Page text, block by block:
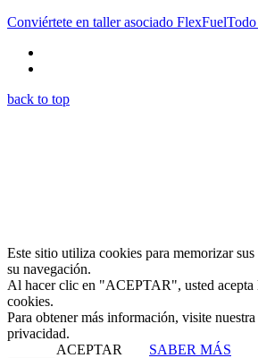
Conviértete en taller asociado FlexFuelTodo
back to top
Este sitio utiliza cookies para memorizar
su navegación.
Al hacer clic en "ACEPTAR", usted acepta
cookies.
Para obtener más información, visite
privacidad.
ACEPTAR
SABER MÁS